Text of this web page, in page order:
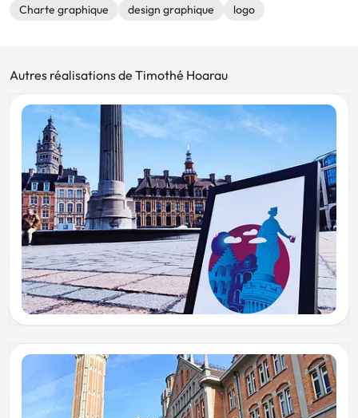
Charte graphique design graphique logo
Autres réalisations de Timothé Hoarau